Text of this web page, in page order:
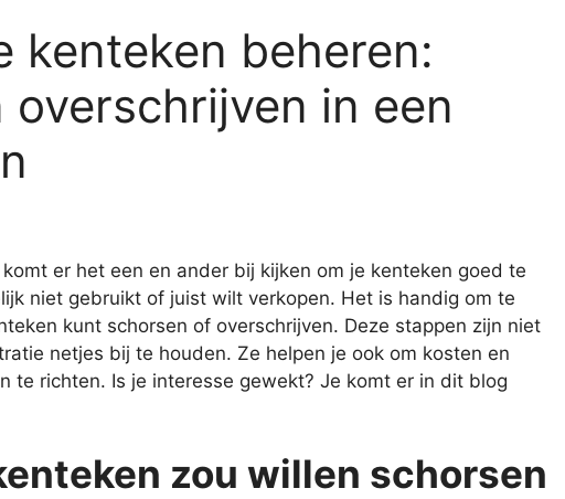
kenteken beheren:
overschrijven in een
er het een en ander bij kijken om je kenteken goed te
niet gebruikt of juist wilt verkopen. Het is handig om te
kunt schorsen of overschrijven. Deze stappen zijn niet
netjes bij te houden. Ze helpen je ook om kosten en
te richten. Is je interesse gewekt? Je komt er in dit blog
zou willen schorsen